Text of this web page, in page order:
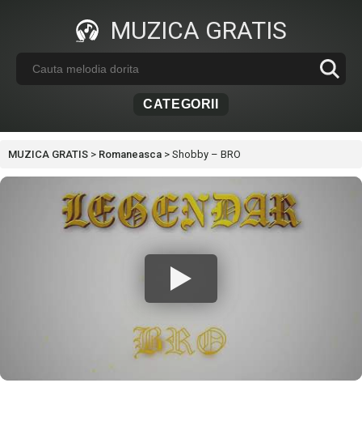
MUZICA GRATIS
CATEGORII
MUZICA GRATIS > Romaneasca > Shobby – BRO